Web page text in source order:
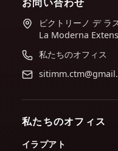
ビクトリーノ デ ラ
La Moderna
私たちのオフィス
私たちのオフィス
イラプアト